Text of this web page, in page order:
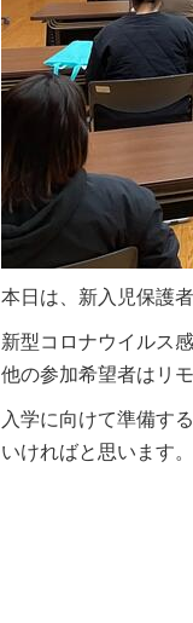
本日は、新入児保護
新型コロナウイルス
他の参加希望者はリ
入学に向けて準備す
いければと思います。